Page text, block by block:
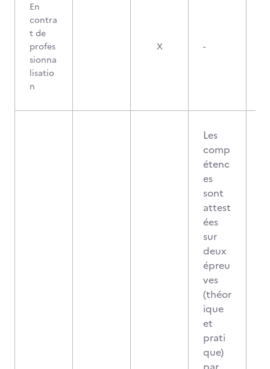
En
contra
t de
profes
sionna
lisatio
n
X -
Les
comp
étenc
es
sont
attest
ées
sur
deux
épreu
ves
(théor
ique
et
prati
que)